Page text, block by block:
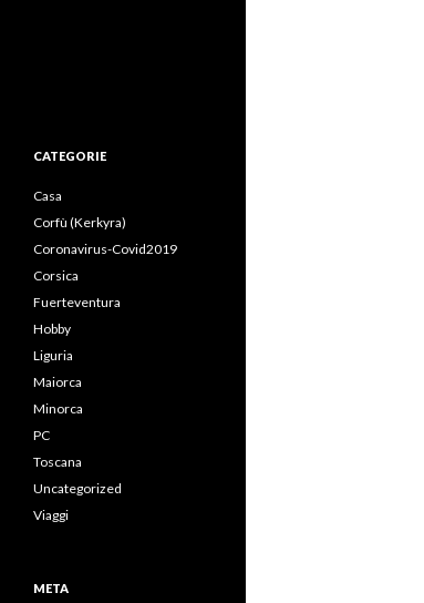
CATEGORIE
Casa
Corfù (Kerkyra)
Coronavirus-Covid2019
Corsica
Fuerteventura
Hobby
Liguria
Maiorca
Minorca
PC
Toscana
Uncategorized
Viaggi
META